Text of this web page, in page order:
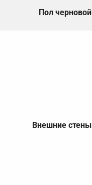
Пол черновой
Внешние стены